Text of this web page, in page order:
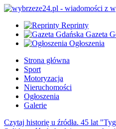
Reprinty
Gazeta
Ogłoszenia
Strona główna
Sport
Motoryzacja
Nieruchomości
Ogłoszenia
Galerie
Czytaj historię u źródła. 45 lat